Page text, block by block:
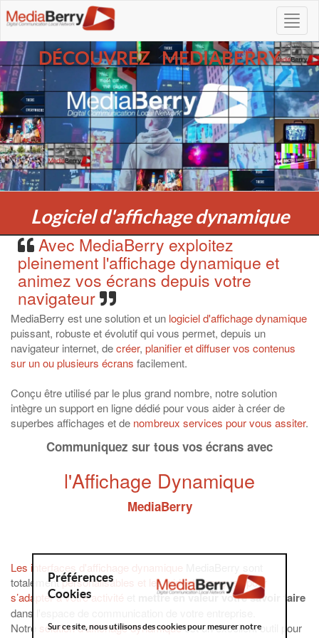
DÉCOUVREZ MEDIABERRY
Logiciel d'affichage dynamique
Avec MediaBerry exploitez
pleinement l'affichage dynamique et
animez vos écrans depuis votre
navigateur
MediaBerry est une solution et un logiciel d'affichage dynamique
puissant, robuste et évolutif qui vous permet, depuis un
navigateur internet, decréer, planifier et diffuser vos contenus
sur un ou plusieurs écrans facilement.
Conçu être utilisé par le plus grand nombre, notre solution
intègre un support en ligne dédié pour vous aider à créer de
superbes affichages et de nombreux services pour vous assiter.
Communiquez sur tous vos écrans avec
l'Affichage Dynamique
MediaBerry
Les interfaces d'affichage dynamique
totalementpersonalisables et les widgets conçues pour
s’adapter à votre activité
mettre en valeur votre savoir faire
dans l'espace de communication de votre entreprise.
Notre solution d'affichage dynamiqueest un excellent outil pour
Préférences
Cookies
Sur ce site, nous utilisons des cookies pour mesurer notre